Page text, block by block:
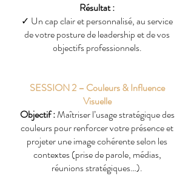
Résultat :
✓ Un cap clair et personnalisé, au service
de votre posture de leadership et de vos
objectifs professionnels.
SESSION 2 – Couleurs & Influence
Visuelle
Objectif :Maîtriser l’usage stratégique des
couleurs pour renforcer votre présence et
projeter une image cohérente selon les
contextes (prise de parole, médias,
réunions stratégiques…).